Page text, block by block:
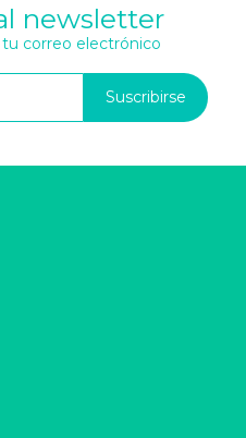
newsletter
correo electrónico
Suscribirse